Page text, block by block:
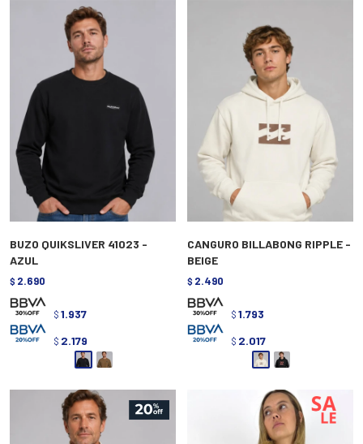
BUZO QUIKSLIVER 41023 -
AZUL
$ 2.690
$ 1.937
$ 2.179
CANGURO BILLABONG RIPPLE -
BEIGE
$ 2.490
$ 1.793
$ 2.017